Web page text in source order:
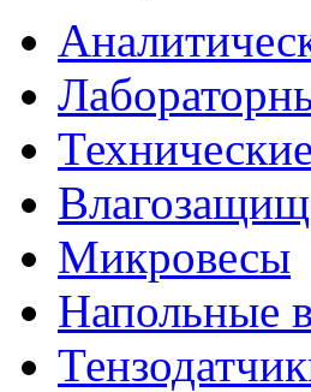
Микровесы
Напольные